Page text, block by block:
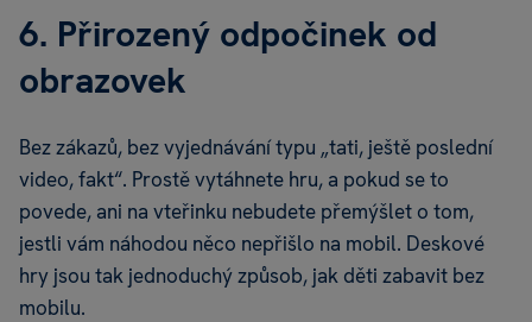
6. Přirozený odpočinek od
obrazovek
Bez zákazů, bez vyjednávání typu „tati, ještě poslední
video, fakt“. Prostě vytáhnete hru, a pokud se to
povede, ani na vteřinku nebudete přemýšlet o tom,
jestli vám náhodou něco nepřišlo na mobil. Deskové
hry jsou tak jednoduchý způsob, jak děti zabavit bez
mobilu.